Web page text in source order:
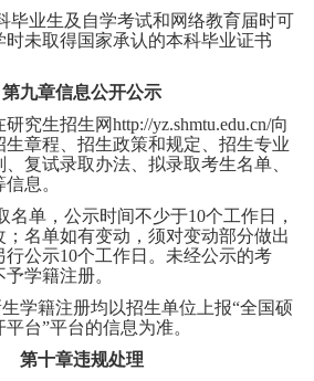
毕业生及自学考试和网络教育届时可
未取得国家承认的本科毕业证书
第九章信息公开公示
研究生招生网http://yz.shmtu.edu.cn/向
章程、招生政策和规定、招生专业
复试录取办法、拟录取考生名单、
息。
名单，公示时间不少于10个工作日，
名单如有变动，须对变动部分做出
行公示10个工作日。未经公示的考
学籍注册。
学籍注册均以招生单位上报“全国硕
台”平台的信息为准。
第十章违规处理